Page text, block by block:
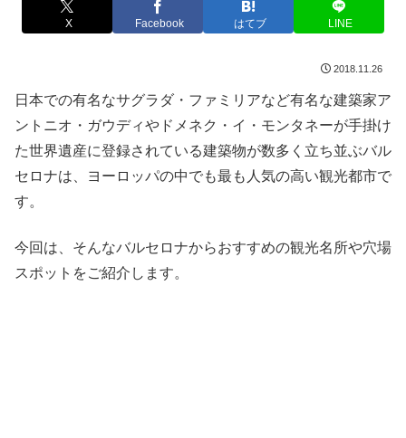
X Facebook はてブ LINE
2018.11.26
日本での有名なサグラダ・ファミリアなど有名な建築家ア
ントニオ・ガウディやドメネク・イ・モンタネーが手掛け
た世界遺産に登録されている建築物が数多く立ち並ぶバル
セロナは、ヨーロッパの中でも最も人気の高い観光都市で
す。
今回は、そんなバルセロナからおすすめの観光名所や穴場
スポットをご紹介します。